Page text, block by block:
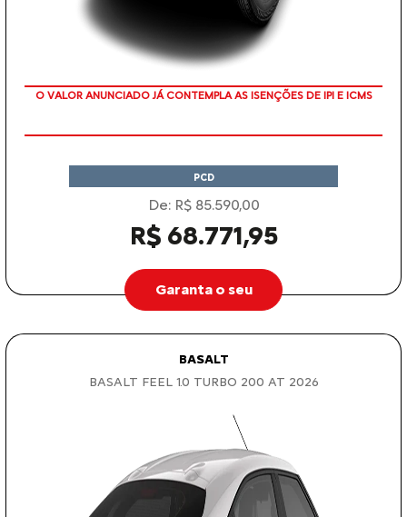
O VALOR ANUNCIADO JÁ CONTEMPLA AS ISENÇÕES DE IPI E ICMS
PCD
De: R$ 85.590,00
R$ 68.771,95
Garanta o seu
BASALT
BASALT FEEL 1.0 TURBO 200 AT 2026